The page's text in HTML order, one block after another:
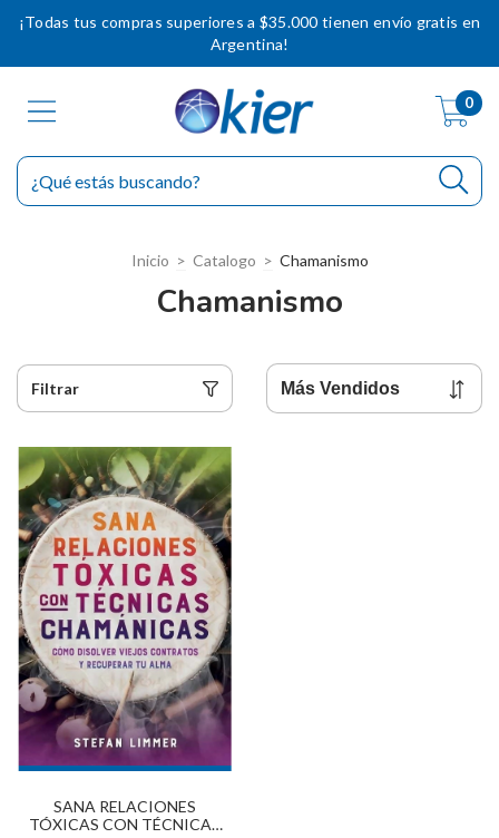
¡Todas tus compras superiores a $35.000 tienen envío gratis en
Argentina!
0
Inicio > Catalogo > Chamanismo
Chamanismo
Filtrar
SANA RELACIONES
TÓXICAS CON TÉCNICAS